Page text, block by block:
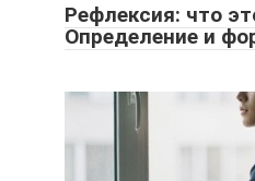
Рефлексия: что
Определение и